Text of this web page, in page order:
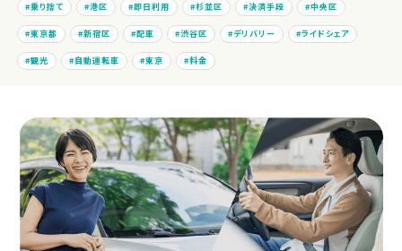
乗り捨て 港区 即日利用 杉並区 決済手段 中央区
東京都 新宿区 配車 渋谷区 デリバリー ライドシェア
観光 自動運転車 東京 料金